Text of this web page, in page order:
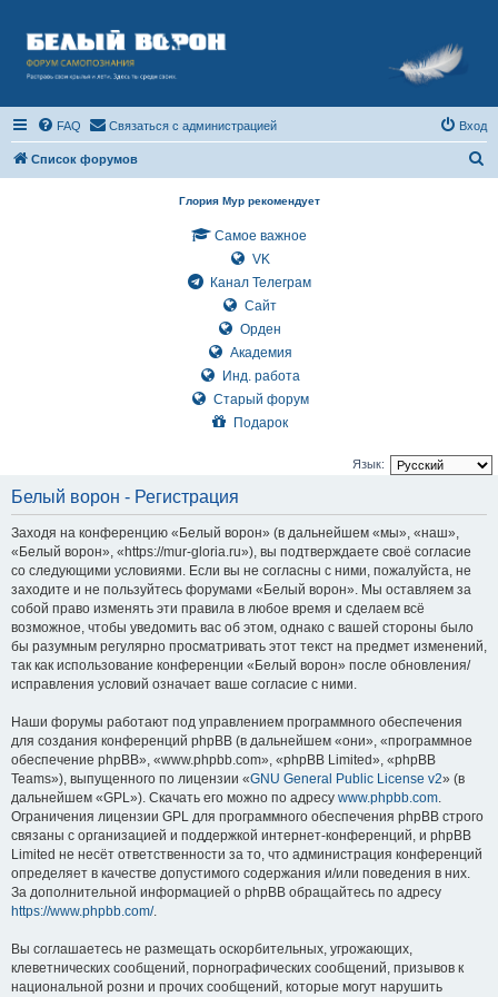
FAQ Связаться с администрацией Вход
Список форумов
Глория Мур рекомендует
Самое важное
VK
Канал Телеграм
Сайт
Орден
Академия
Инд. работа
Старый форум
Подарок
Язык:
Белый ворон - Регистрация
Заходя на конференцию «Белый ворон» (в дальнейшем «мы», «наш»,
«Белый ворон», «https://mur-gloria.ru»), вы подтверждаете своё согласие
со следующими условиями. Если вы не согласны с ними, пожалуйста, не
заходите и не пользуйтесь форумами «Белый ворон». Мы оставляем за
собой право изменять эти правила в любое время и сделаем всё
возможное, чтобы уведомить вас об этом, однако с вашей стороны было
бы разумным регулярно просматривать этот текст на предмет изменений,
так как использование конференции «Белый ворон» после обновления/
исправления условий означает ваше согласие с ними.
Наши форумы работают под управлением программного обеспечения
для создания конференций phpBB (в дальнейшем «они», «программное
обеспечение phpBB», «www.phpbb.com», «phpBB Limited», «phpBB
Teams»), выпущенного по лицензии «GNU General Public License v2» (в
дальнейшем «GPL»). Скачать его можно по адресу www.phpbb.com
Ограничения лицензии GPL для программного обеспечения phpBB строго
связаны с организацией и поддержкой интернет-конференций, и phpBB
Limited не несёт ответственности за то, что администрация конференций
определяет в качестве допустимого содержания и/или поведения в них.
За дополнительной информацией о phpBB обращайтесь по адресу
https://www.phpbb.com/.
Вы соглашаетесь не размещать оскорбительных, угрожающих,
клеветнических сообщений, порнографических сообщений, призывов к
национальной розни и прочих сообщений, которые могут нарушить